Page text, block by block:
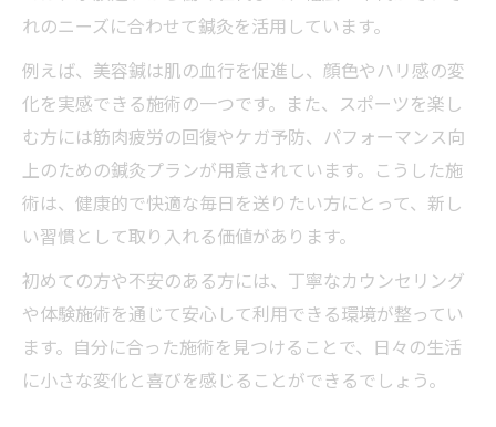
れのニーズに合わせて鍼灸を活用しています。
例えば、美容鍼は肌の血行を促進し、顔色やハリ感の変
化を実感できる施術の一つです。また、スポーツを楽し
む方には筋肉疲労の回復やケガ予防、パフォーマンス向
上のための鍼灸プランが用意されています。こうした施
術は、健康的で快適な毎日を送りたい方にとって、新し
い習慣として取り入れる価値があります。
初めての方や不安のある方には、丁寧なカウンセリング
や体験施術を通じて安心して利用できる環境が整ってい
ます。自分に合った施術を見つけることで、日々の生活
に小さな変化と喜びを感じることができるでしょう。